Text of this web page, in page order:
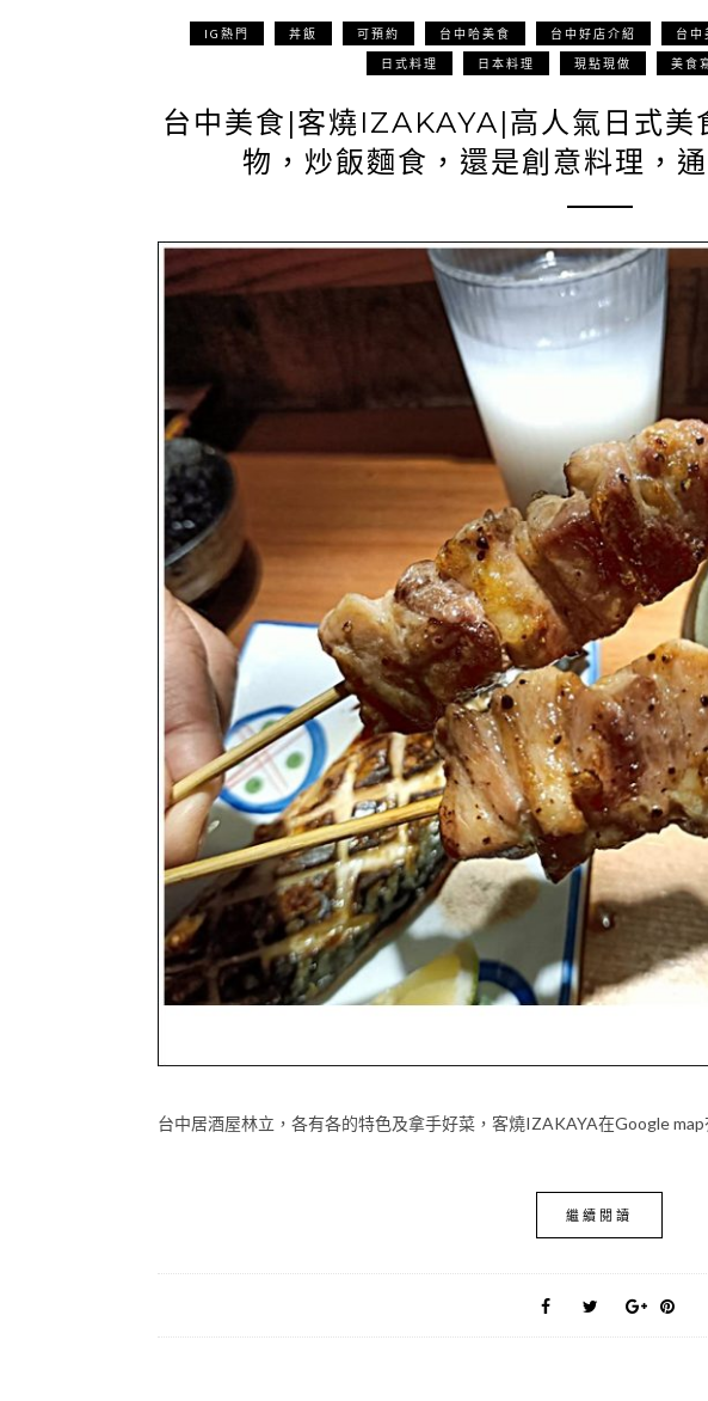
IG熱門 丼飯 可預約 台中哈美食 台中好店介紹 台中
日式料理 日本料理 現點現做 美食
台中美食|客燒IZAKAYA|高人氣日式美
物，炒飯麵食，還是創意料理，
台中居酒屋林立，各有各的特色及拿手好菜，客燒IZAKAYA在Google
繼續閱讀